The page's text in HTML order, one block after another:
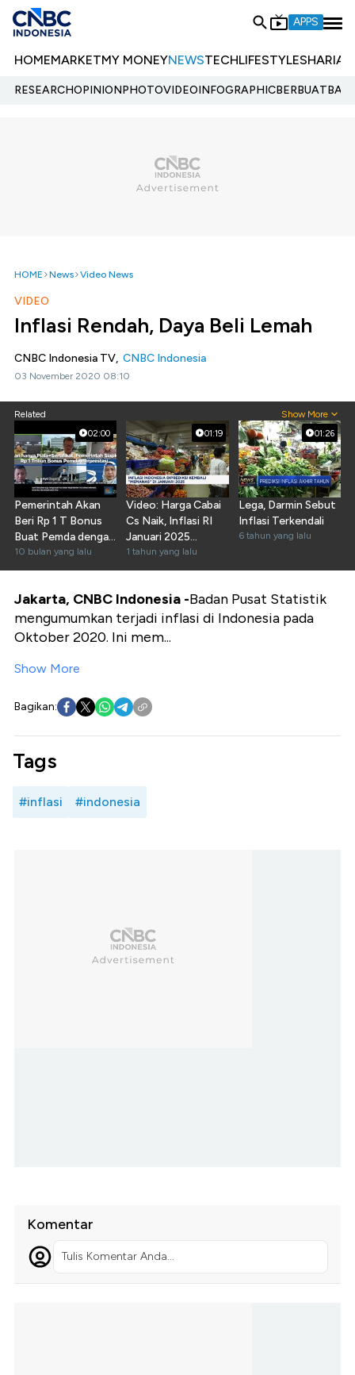
APPS
HOMEMARKETMY MONEYNEWSTECHLIFESTYLESHARIA
RESEARCHOPINIONPHOTOVIDEOINFOGRAPHIC
HOME News Video News
VIDEO
Inflasi Rendah, Daya Beli Lemah
CNBC Indonesia TV, CNBC Indonesia
03 November 2020 08:10
Related Show More
02:00
Pemerintah Akan
Beri Rp 1 T Bonus
Buat Pemda dengan
Inflasi Terkendali
10 bulan yang lalu
01:19
Video: Harga Cabai
Cs Naik, Inflasi RI
Januari 2025
Diramal "Memanas"
1 tahun yang lalu
01:26
Lega, Darmin Sebut
Inflasi Terkendali
6 tahun yang lalu
Jakarta, CNBC Indonesia -Badan Pusat Statistik
mengumumkan terjadi inflasi di Indonesia pada
Oktober 2020. Ini mem...
Show More
Bagikan:
Tags
#inflasi #indonesia
Komentar
Tulis Komentar Anda...